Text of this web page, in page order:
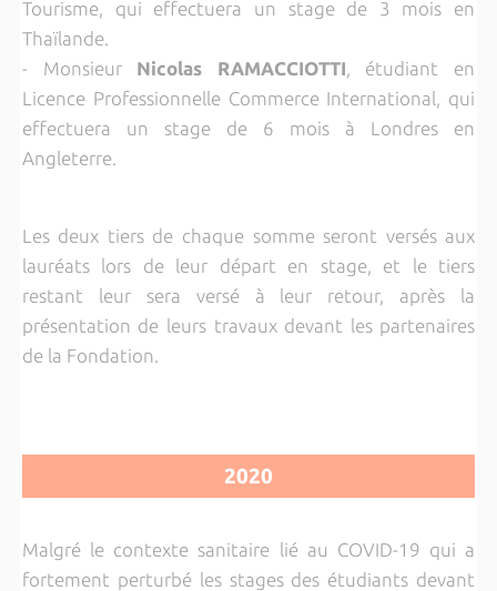
Tourisme, qui effectuera un stage de 3 mois en
Thaïlande.
- Monsieur Nicolas RAMACCIOTTI, étudiant en
Licence Professionnelle Commerce International, qui
effectuera un stage de 6 mois à Londres en
Angleterre.
Les deux tiers de chaque somme seront versés aux
lauréats lors de leur départ en stage, et le tiers
restant leur sera versé à leur retour, après la
présentation de leurs travaux devant les partenaires
de la Fondation.
2020
Malgré le contexte sanitaire lié au COVID-19 qui a
fortement perturbé les stages des étudiants devant